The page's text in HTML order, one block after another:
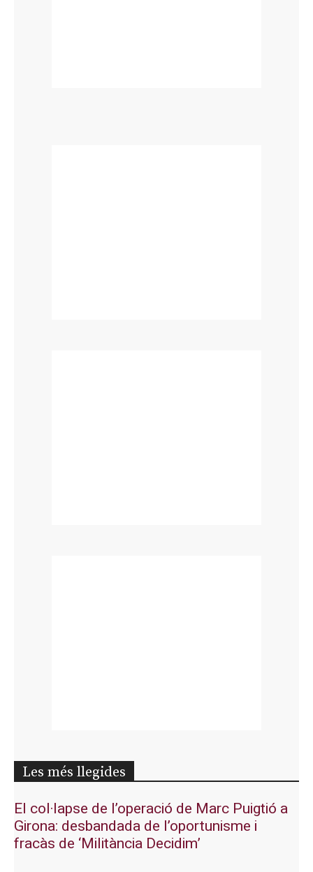
Les més llegides
El col·lapse de l’operació de Marc Puigtió a
Girona: desbandada de l’oportunisme i
fracàs de ‘Militància Decidim’